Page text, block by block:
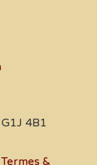
4B1
Termes &